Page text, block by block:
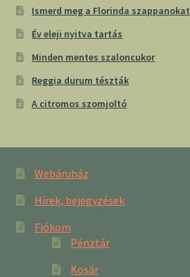
Ismerd meg a Florinda szappanokat
Év eleji nyitva tartás
Minden mentes szaloncukor
Reggia durum tészták
A citromos szomjoltó
Webáruház
Hírek, bejegyzések
Fiókom
Pénztár
Kosár